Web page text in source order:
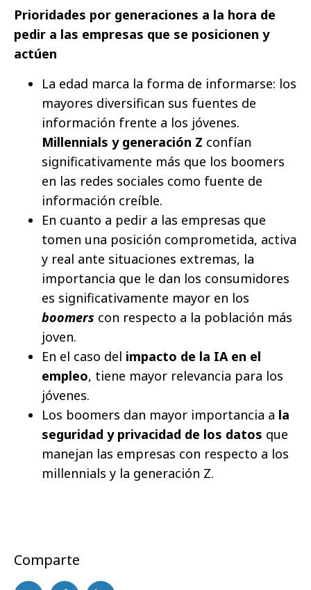
Prioridades por generaciones a la hora de
pedir a las empresas que se posicionen y
actúen
La edad marca la forma de informarse: los
mayores diversifican sus fuentes de
información frente a los jóvenes.
Millennials y generación Z confían
significativamente más que los boomers
en las redes sociales como fuente de
información creíble.
En cuanto a pedir a las empresas que
tomen una posición comprometida, activa
y real ante situaciones extremas, la
importancia que le dan los consumidores
es significativamente mayor en los
boomers con respecto a la población más
joven.
En el caso del impacto de la IA en el
empleo, tiene mayor relevancia para los
jóvenes.
Los boomers dan mayor importancia a la
seguridad y privacidad de los datos que
manejan las empresas con respecto a los
millennials y la generación Z.
Comparte